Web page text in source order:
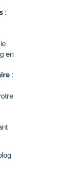
:
en
: